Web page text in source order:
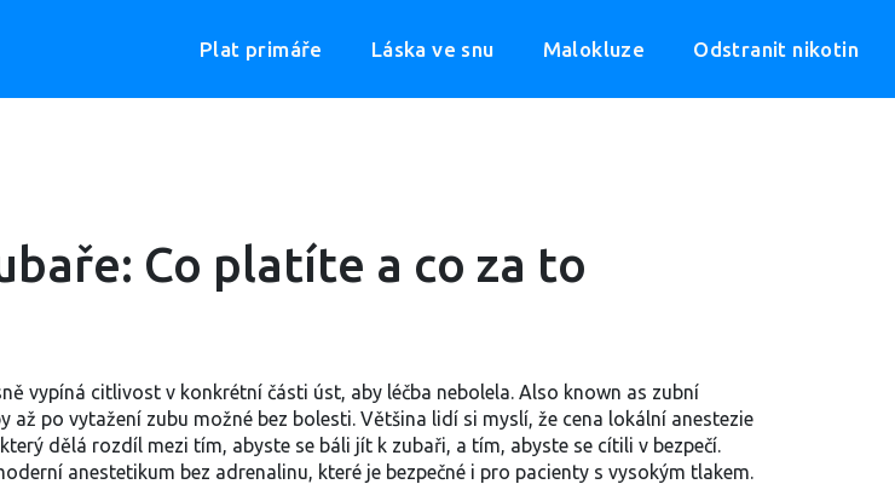
Plat primáře Láska ve snu Malokluze Odstranit nikotin
Co platíte a co za to
vypíná citlivost v konkrétní části úst, aby léčba nebolela. Also known as zubní
po vytažení zubu možné bez bolesti. Většina lidí si myslí, že cena lokální anestezie
dělá rozdíl mezi tím, abyste se báli jít k zubaři, a tím, abyste se cítili v bezpečí.
anestetikum bez adrenalinu, které je bezpečné i pro pacienty s vysokým tlakem.